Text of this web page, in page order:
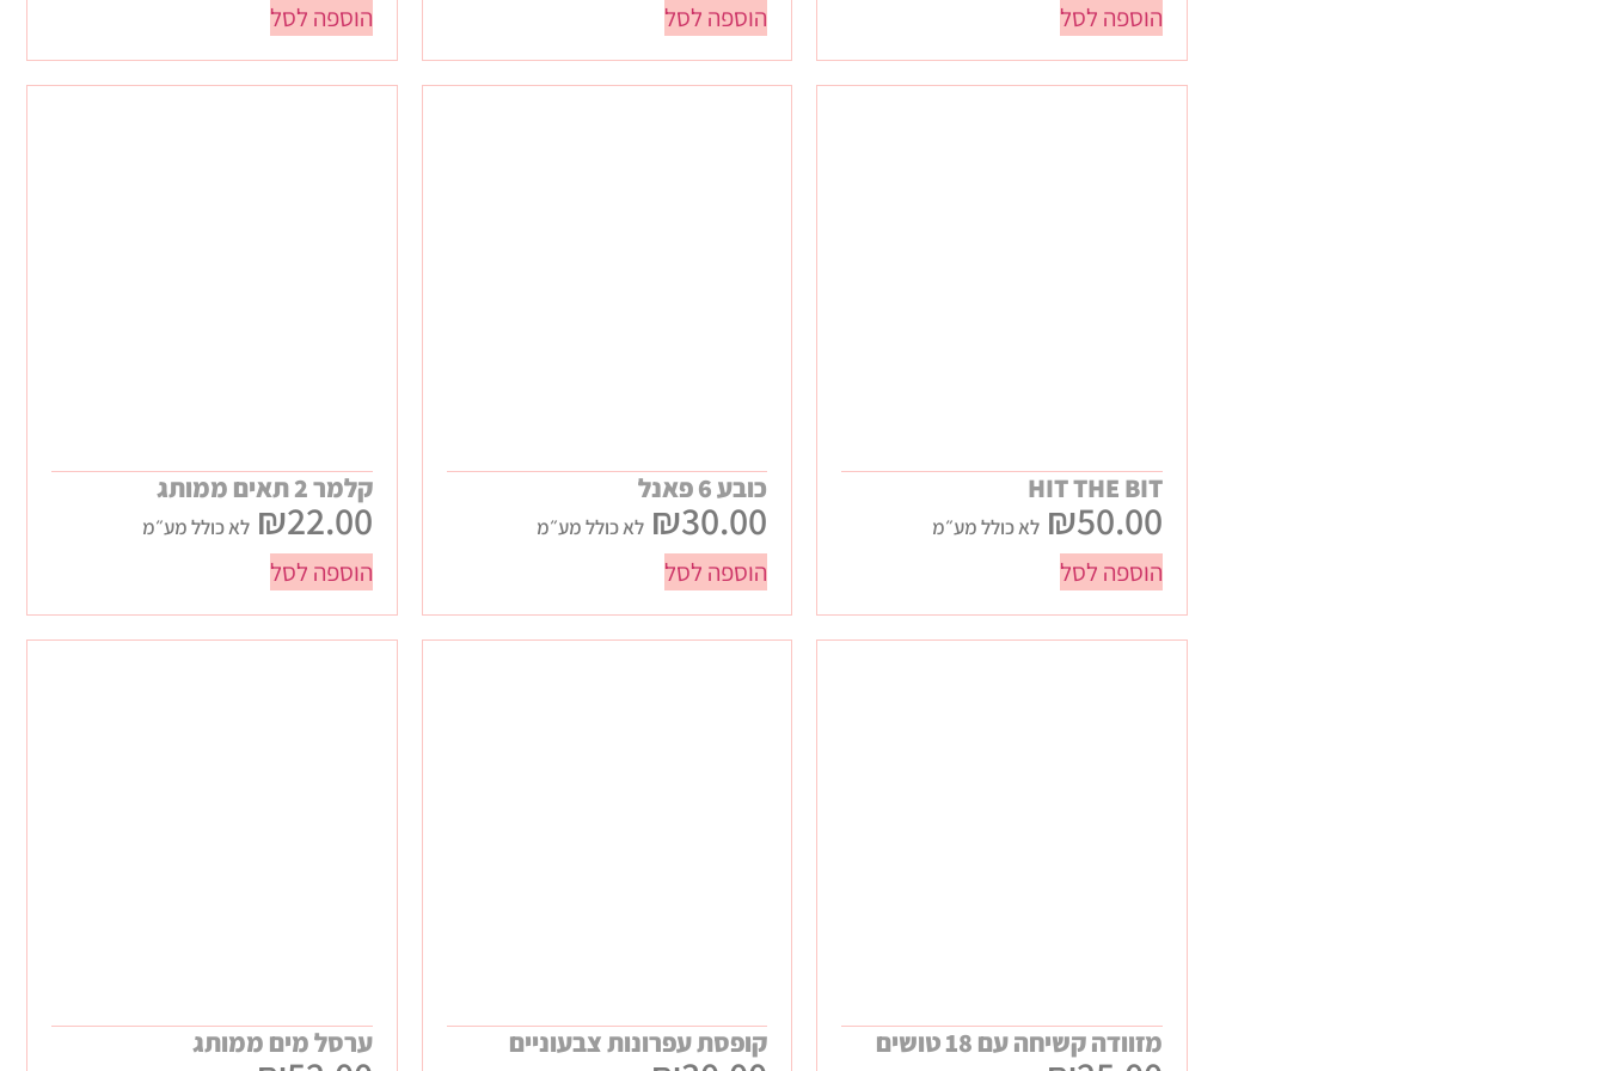
הוספה לסל הוספה לסל הוספה לסל
HIT THE BIT
₪50.00 לא כולל מע״מ
הוספה לסל
כובע 6 פאנל
₪30.00 לא כולל מע״מ
הוספה לסל
קלמר 2 תאים ממותג
₪22.00 לא כולל מע״מ
הוספה לסל
מזוודה קשיחה עם 18 טושים קופסת עפרונות צבעוניים ערסל מים ממותג